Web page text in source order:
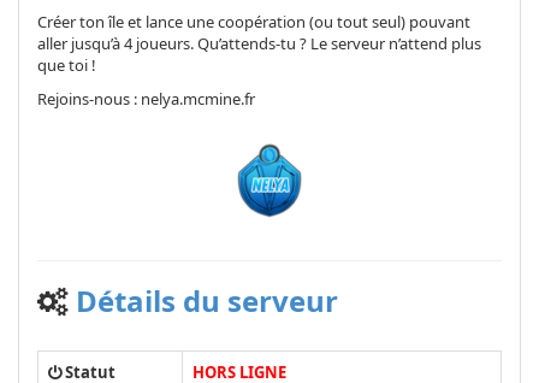
Créer ton île et lance une coopération (ou tout seul) pouvant
aller jusqu’à 4 joueurs. Qu’attends-tu ? Le serveur n’attend plus
que toi !
Rejoins-nous : nelya.mcmine.fr
Détails du serveur
Statut HORS LIGNE